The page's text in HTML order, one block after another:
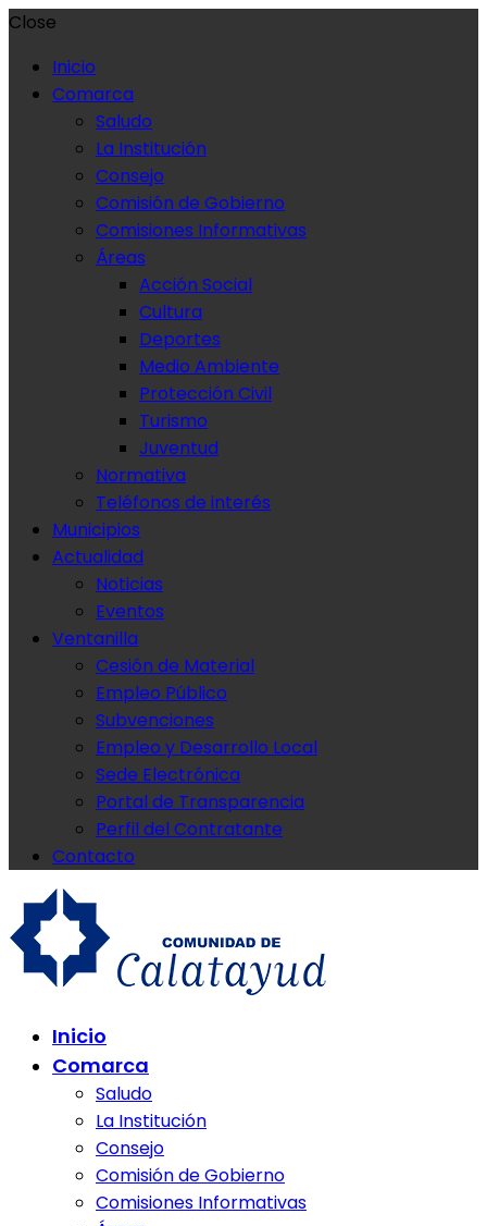
Close
Inicio
Comarca
Saludo
La Institución
Consejo
Comisión de Gobierno
Comisiones Informativas
Áreas
Acción Social
Cultura
Deportes
Medio Ambiente
Protección Civil
Turismo
Juventud
Normativa
Teléfonos de interés
Municipios
Actualidad
Noticias
Eventos
Ventanilla
Cesión de Material
Empleo Público
Subvenciones
Empleo y Desarrollo Local
Sede Electrónica
Portal de Transparencia
Perfil del Contratante
Contacto
Comunidad de Calatayud
Comunidad de Calatayud
Inicio
Comarca
Saludo
La Institución
Consejo
Comisión de Gobierno
Comisiones Informativas